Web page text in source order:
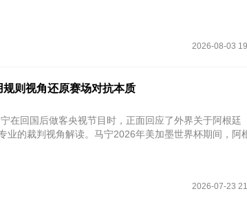
2026-08-03
则视角还原赛场对抗本质
在回国后做客央视节目时，正面回应了外界关于阿根廷
业的裁判视角解读。马宁2026年美加墨世界杯期间，阿
2026-07-23